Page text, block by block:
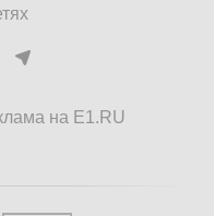
на E1.RU